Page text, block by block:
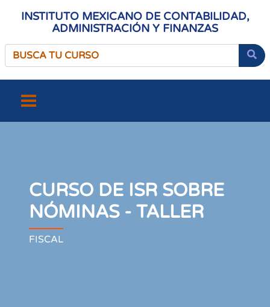
INSTITUTO MEXICANO DE CONTABILIDAD,
ADMINISTRACIÓN Y FINANZAS
CURSO DE ISR SOBRE
NÓMINAS - TALLER
FISCAL